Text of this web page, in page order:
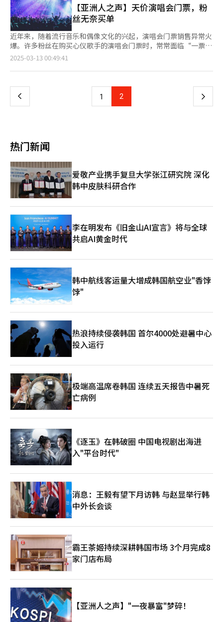
【亚洲人之声】天价演唱会门票，粉
丝无奈买单
近年来，随着流行音乐和偶像文化的兴起，演唱会门票销售异常火
爆。许多粉丝在购买心仪歌手的演唱会门票时，常常面临“一票难
求”的困境。门票往往在开售瞬间便被抢购一空，甚至被高价转
演唱会为例，门票通常在开售后的短短几秒内便被抢购一空。面对
平台的票价通常受市场需求影响不断波动，特别是热门演唱会的门
炒至天价，引发广泛热议。G-Dragon演唱会门票的原价在15万至
22万韩元（约合人民币750元至1100元）之间，但在二手平台上，
价格竟被炒至290万韩元，暴涨至原价的10倍以上。 类似的情况也
出现在BLACKPINK成员Jennie的个人演唱会上。本周六将在
INSPIRE Arena举行的Jennie演唱会，原票价在14.3万至22万韩
元，但在二手交易平台上，价格已被炒至原价的两倍以上。 这种
高价倒卖门票的行为不仅加重粉丝的经济负担，也破坏市场公平
性。许多粉丝为了支持自己喜欢的偶像，不惜花费大量时间和精力
抢购门票，却因黄牛的囤积和炒作，最终只能以高价购买。对此，
演唱会主办方应加强票务管理，采取实名制购票、限购等有效措
施。同时，作为消费者，粉丝们也应理性消费，拒绝购买高价二手
票，共同维护健康、公平的市场环境。 【图片提供
Gettyimagesbank】
2025-03-13 00:49:41
上
页
1 2 下
热门新闻
爱敬产业携手复旦大学张江研究院 深化
韩中皮肤科研合作
李在明发布《旧金山AI宣言》将与全球
共启AI黄金时代
韩中航线客运量大增成韩国航空业"香饽
饽"
热浪持续侵袭韩国 首尔4000处避暑中心
投入运行
极端高温席卷韩国 连续五天报告中暑死
亡病例
《逐玉》在韩破圈 中国电视剧出海进
入"平台时代"
消息：王毅有望下月访韩 与赵显举行韩
中外长会谈
霸王茶姬持续深耕韩国市场 3个月完成8
家门店布局
【亚洲人之声】"一夜暴富"梦碎！